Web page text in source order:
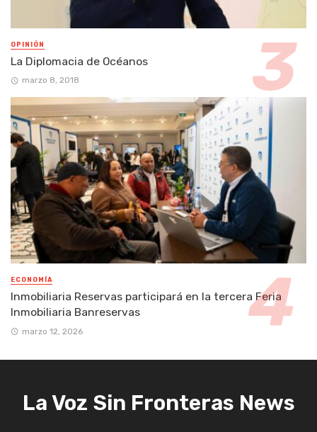
OPINIÓN
La Diplomacia de Océanos
marzo 8, 2018
ECONOMÍA
Inmobiliaria Reservas participará en la tercera Feria
Inmobiliaria Banreservas
marzo 12, 2026
La Voz Sin Fronteras News